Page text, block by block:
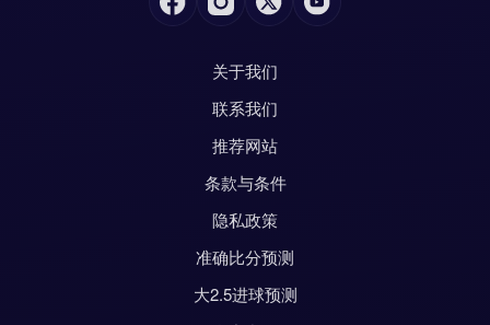
关于我们
联系我们
推荐网站
条款与条件
隐私政策
准确比分预测
大2.5进球预测